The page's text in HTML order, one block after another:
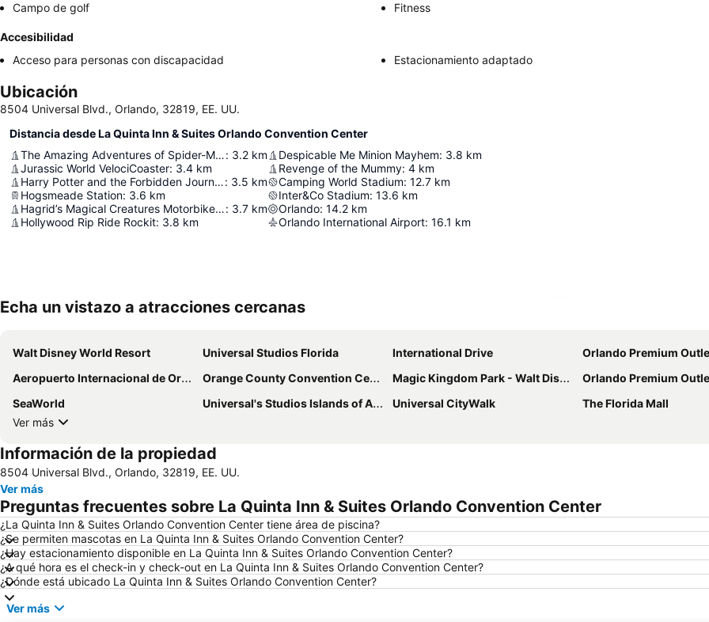
Campo de golf
Fitness
Accesibilidad
Acceso para personas con discapacidad
Estacionamiento adaptado
Ubicación
8504 Universal Blvd., Orlando, 32819, EE. UU.
Distancia desde La Quinta Inn & Suites Orlando Convention Center
The Amazing Adventures of Spider-Man: 3.2 km
Jurassic World VelociCoaster: 3.4 km
Harry Potter and the Forbidden Journey: 3.5 km
Hogsmeade Station: 3.6 km
Hagrid’s Magical Creatures Motorbike Adventure: 3.7 km
Hollywood Rip Ride Rockit: 3.8 km
Despicable Me Minion Mayhem: 3.8 km
Revenge of the Mummy: 4 km
Camping World Stadium: 12.7 km
Inter&Co Stadium: 13.6 km
Orlando: 14.2 km
Orlando International Airport: 16.1 km
Echa un vistazo a atracciones cercanas
Walt Disney World Resort Universal Studios Florida International Drive
Orlando Premium Outlets -
Aeropuerto Internacional de Orlando
Orange County Convention Center Magic Kingdom Park - Walt Disney World Resort
Orlando Premium Outlets -
SeaWorld
Universal's Studios Islands of Adventure Universal CityWalk
The Florida Mall
Ver más
Información de la propiedad
8504 Universal Blvd., Orlando, 32819, EE. UU.
Ver más
Preguntas frecuentes sobre La Quinta Inn & Suites Orlando Convention Center
¿La Quinta Inn & Suites Orlando Convention Center tiene área de piscina?
¿Se permiten mascotas en La Quinta Inn & Suites Orlando Convention Center?
¿Hay estacionamiento disponible en La Quinta Inn & Suites Orlando Convention Center?
¿A qué hora es el check-in y check-out en La Quinta Inn & Suites Orlando Convention Center?
¿Dónde está ubicado La Quinta Inn & Suites Orlando Convention Center?
Ver más